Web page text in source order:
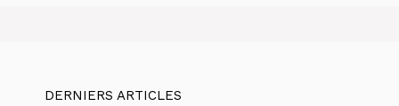
DERNIERS ARTICLES